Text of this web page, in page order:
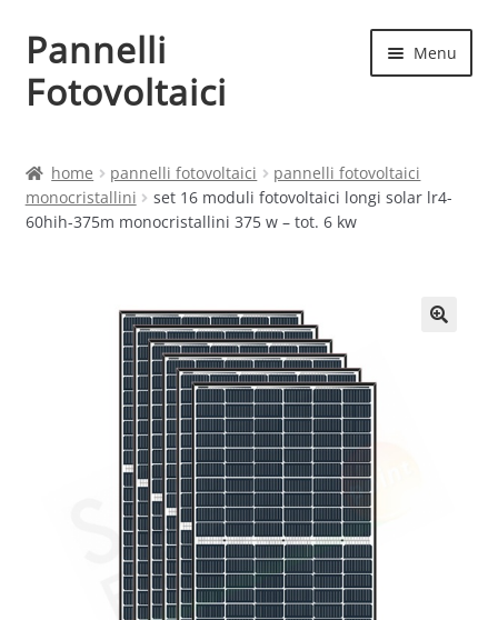
Vai
alla
navigazione
Vai
al
contenuto
Pannelli
Fotovoltaici
Menu
Cart
Sample Page
home pannelli fotovoltaici
pannelli fotovoltaici
monocristallini
set 16 moduli fotovoltaici longi solar lr4-
60hih-375m monocristallini 375 w – tot. 6 kw